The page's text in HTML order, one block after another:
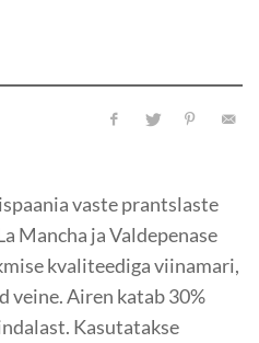
vaste prantslaste
Mancha ja Valdepenase
kvaliteediga viinamari,
veine. Airen katab 30%
Kasutatakse